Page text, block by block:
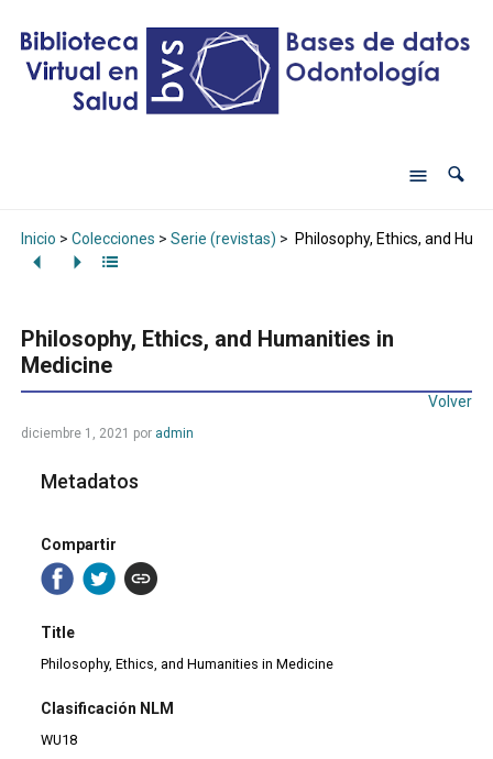
Inicio > Colecciones > Serie (revistas) > Philosophy, Ethics, and
Philosophy, Ethics, and Humanities in
Medicine
Volver
diciembre 1, 2021 por admin
Metadatos
Compartir
Title
Philosophy, Ethics, and Humanities in Medicine
Clasificación NLM
WU18